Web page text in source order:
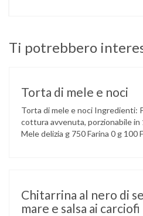
Ti potrebbero
Torta di mele e noci
Torta di mele e noci Ingredienti:
cottura avvenuta, porzionabile in
Mele delizia g 750 Farina 0 g 100
Chitarrina al nero di
mare e salsa ai carciofi